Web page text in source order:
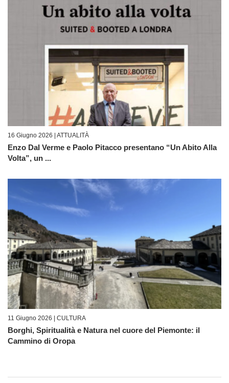
16 Giugno 2026 | ATTUALITÀ
Enzo Dal Verme e Paolo Pitacco presentano “Un Abito Alla
Volta”, un ...
11 Giugno 2026 | CULTURA
Borghi, Spiritualità e Natura nel cuore del Piemonte: il
Cammino di Oropa